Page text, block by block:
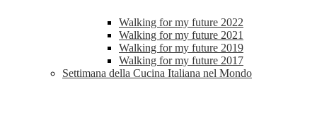
Walking for my future 2022
Walking for my future 2021
Walking for my future 2019
Walking for my future 2017
Settimana della Cucina Italiana nel Mondo